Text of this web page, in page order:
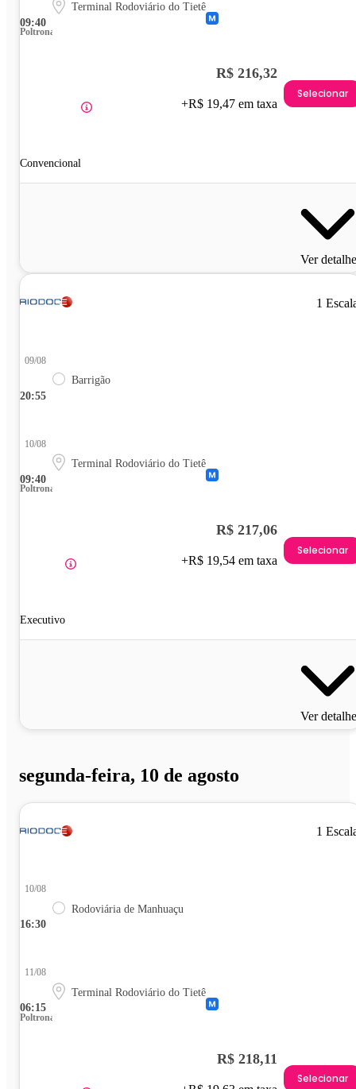
09:40
Terminal Rodoviário do Tietê
Poltrona
Convencional
R$ 216,32
+R$ 19,47 em taxa
Selecionar
Ver
1
20:55
09/08
Barrigão
09:40
10/08
Terminal Rodoviário do Tietê
Poltrona
Executivo
R$ 217,06
+R$ 19,54 em taxa
Selecionar
Ver
segunda-feira, 10 de agosto
1
16:30
10/08
Rodoviária de Manhuaçu
06:15
11/08
Terminal Rodoviário do Tietê
Poltrona
R$ 218,11
Selecionar